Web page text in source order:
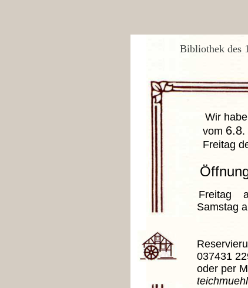
Bibliothek des
Wir
vom 6.8.
Freitag
Freitag
Samstag
037431
oder per